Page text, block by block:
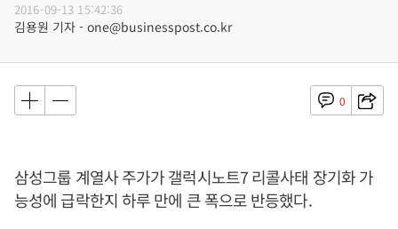
2016-09-13 15:42:36
김용원 기자 - one@businesspost.co.kr
0
삼성그룹 계열사 주가가 갤럭시노트7 리콜사태 장기화 가
능성에 급락한지 하루 만에 큰 폭으로 반등했다.